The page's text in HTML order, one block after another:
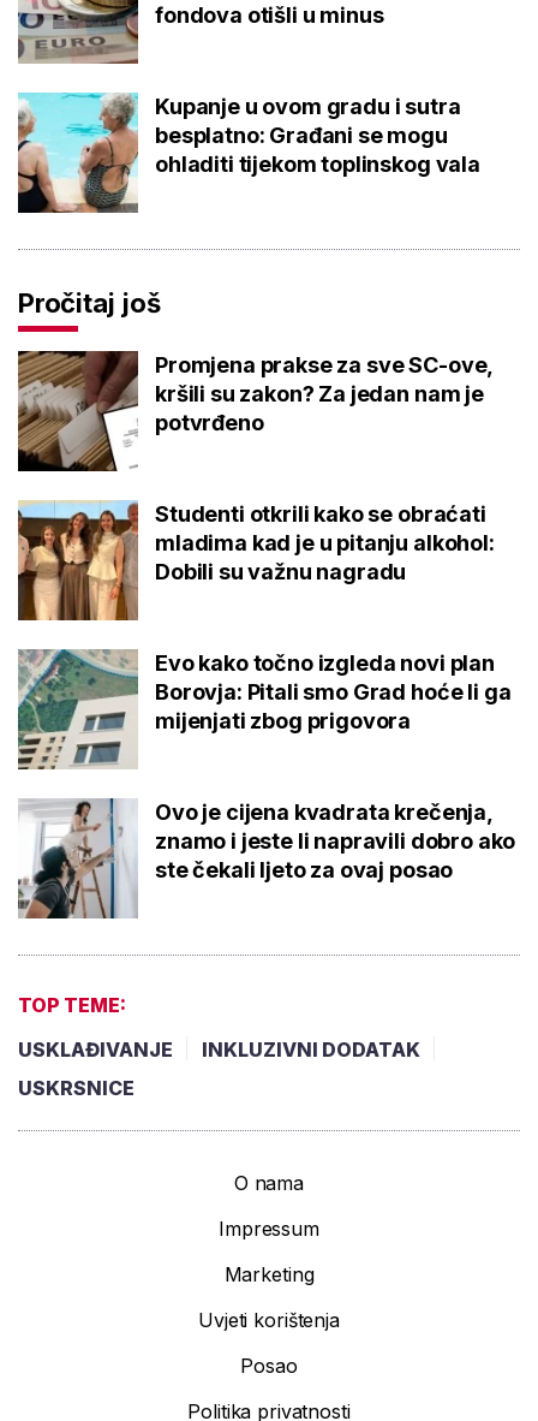
fondova otišli u minus
Kupanje u ovom gradu i sutra
besplatno: Građani se mogu
ohladiti tijekom toplinskog vala
Pročitaj još
Promjena prakse za sve SC-ove,
kršili su zakon? Za jedan nam je
potvrđeno
Studenti otkrili kako se obraćati
mladima kad je u pitanju alkohol:
Dobili su važnu nagradu
Evo kako točno izgleda novi plan
Borovja: Pitali smo Grad hoće li ga
mijenjati zbog prigovora
Ovo je cijena kvadrata krečenja,
znamo i jeste li napravili dobro ako
ste čekali ljeto za ovaj posao
TOP TEME:
USKLAĐIVANJE
INKLUZIVNI DODATAK
USKRSNICE
O nama
Impressum
Marketing
Uvjeti korištenja
Posao
Politika privatnosti